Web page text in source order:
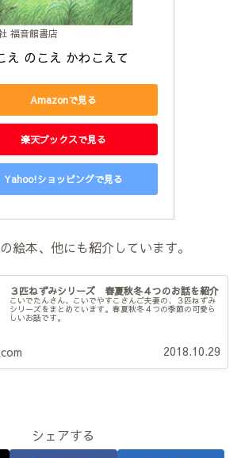
福音館書店
え のこえ かわこえて
Amazonで見る
楽天ブックスで見る
Yahoo!ショッピングで見る
絵本、他にも紹介しています。
３匹ねずみシリーズ 春夏秋冬４つのお話を紹介
こいでたんさん、こいでやすこさんご夫妻の、３匹ねずみ
シリーズをまとめています。春夏秋冬４つの季節の可愛ら
しいお話です。
2018.10.29
シェアする